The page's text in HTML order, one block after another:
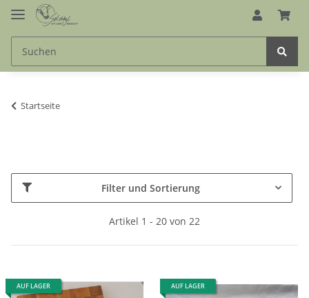
Startseite
Filter und Sortierung
Artikel 1 - 20 von 22
AUF LAGER AUF LAGER